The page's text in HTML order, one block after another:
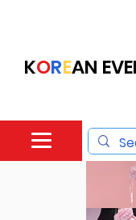
KOREAN